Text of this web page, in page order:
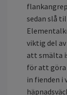
sedan slå
viktig del
att smälta
för att göra
in fienden i